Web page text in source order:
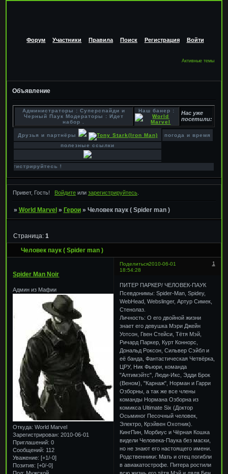
Форум Участники Правила Поиск Регистрация Войти
Активные темы
Объявление
Администраторы : Суперспайди и
Черный Паук Модераторы : Идет
набор .
Наш банер :
Нас уже
посетили:
Друзья и партнёры
погода и время
полезные ссылки
!
Привет, Гость! Войдитеили зарегистрируйтесь.
» World Marvel » Герои » Человек паук ( Spider man )
Человек паук ( Spider man )
Страница: 1
Поделиться 1
2010-06-01
18:54:28
Spider Man Noir
Админ из Мафии
Откуда: World Marvel
Зарегистрирован: 2010-06-01
Приглашений: 0
Сообщений: 112
Уважение: [+1/-0]
Позитив: [+0/-0]
ПИТЕР ПАРКЕР/ ЧЕЛОВЕК-ПАУК
Псевдонимы: Spider-Man, Spidey,
WebHead, Webslinger, Артур Симек,
Стенолаз.
Личность: О его двойной жизни
знает его девушка Мэри Джейн
Уотсон, Гвен Стейси, Тётя Мэй,
Ричард Паркер, Курт Коннорс,
Дональд Роксон, Сильвер Сэйбл и
её банда, Фантастическая Четвёрка,
ЦРУ, Ник Фьюри, команда
"Алтимэйтс", Люди-Икс, Эдди Брок
(Веном), "Карнаж", Норман и Гарри
Озборны, а так же все члены
команды Нормана Озборна из
комикса Ultimate Six (Доктор
Осьминог Песочный человек,
Электро, Крэйвен Охотник).
КингПин, Морбиус и Чёрная Кошка
видели Человека-Паука без маски,
но не знают его настоящего имени.
Родственники: Мать и отец погибли
в авиакатострофе. Питера ростили